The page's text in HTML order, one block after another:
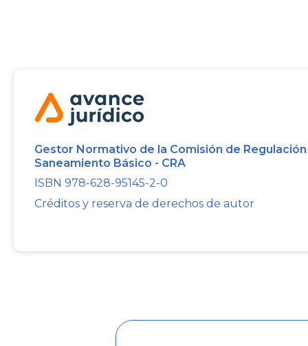
Gestor Normativo de la Comisión de
Saneamiento Básico - CRA
ISBN 978-628-95145-2-0
Créditos y reserva de derechos de autor